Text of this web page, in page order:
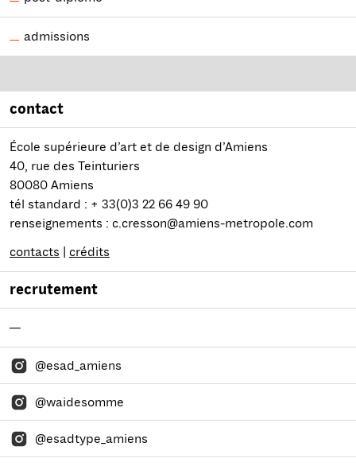
admissions
contact
École supérieure d’art et de design d’Amiens
40, rue des Teinturiers
80080 Amiens
tél standard : + 33(0)3 22 66 49 90
renseignements : c.cresson@amiens-metropole.com
contacts
crédits
recrutement
—
@esad_amiens
@waidesomme
@esadtype_amiens